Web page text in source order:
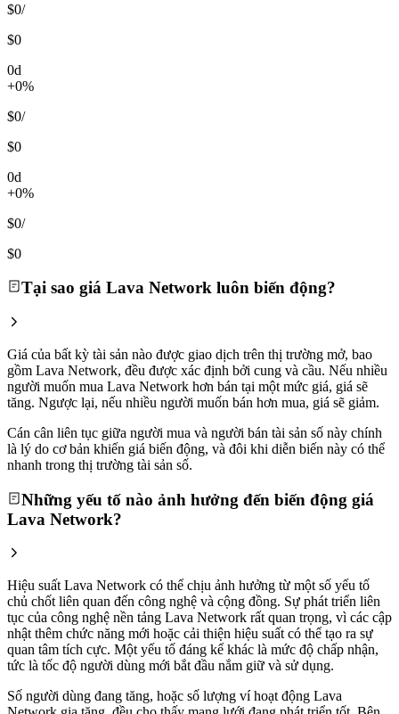
$0/
$0
0d
+0%
$0/
$0
0d
+0%
$0/
$0
Tại sao giá Lava Network luôn biến động?
Giá của bất kỳ tài sản nào được giao dịch trên thị trường mở, bao
gồm Lava Network, đều được xác định bởi cung và cầu. Nếu nhiều
người muốn mua Lava Network hơn bán tại một mức giá, giá sẽ
tăng. Ngược lại, nếu nhiều người muốn bán hơn mua, giá sẽ giảm.
Cán cân liên tục giữa người mua và người bán tài sản số này chính
là lý do cơ bản khiến giá biến động, và đôi khi diễn biến này có thể
nhanh trong thị trường tài sản số.
Những yếu tố nào ảnh hưởng đến biến động giá
Lava Network?
Hiệu suất Lava Network có thể chịu ảnh hưởng từ một số yếu tố
chủ chốt liên quan đến công nghệ và cộng đồng. Sự phát triển liên
tục của công nghệ nền tảng Lava Network rất quan trọng, vì các cập
nhật thêm chức năng mới hoặc cải thiện hiệu suất có thể tạo ra sự
quan tâm tích cực. Một yếu tố đáng kể khác là mức độ chấp nhận,
tức là tốc độ người dùng mới bắt đầu nắm giữ và sử dụng.
Số người dùng đang tăng, hoặc số lượng ví hoạt động Lava